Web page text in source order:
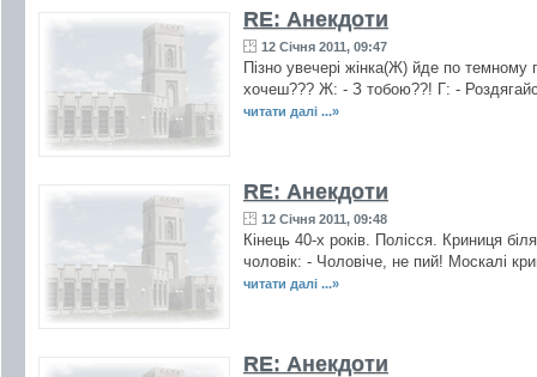
RE: Анекдоти
12 Січня 2011, 09:47
Пізно увечері жінка(Ж) йде по
хочеш??? Ж: - З тобою??! Г: -
читати далі ...»
RE: Анекдоти
12 Січня 2011, 09:48
Кінець 40-х років. Полісся. Криниця
чоловік: - Чоловіче, не пий! Москалі
читати далі ...»
RE: Анекдоти